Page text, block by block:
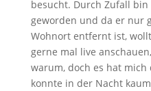
besucht. Durch Zufall
geworden und da er nur
Wohnort entfernt ist,
gerne mal live
warum, doch es hat mich
konnte in der Nacht